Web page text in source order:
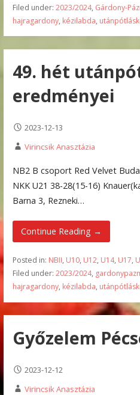
Filed under: 2023/2024, Gárdony-
hajragardony, kézilabda,
49. hét
eredményei
2023-12-13
Virincsik Anasztázia
NB2 B csoport Red Velvet
NKK U21 38-28(15-16)
Barna 3, Rezneki…
Continue Reading →
Posted in: NBII, U10, U12, U14, U17,
Filed under: 2023/2024,
hajragardony, kézilabda,
Győzelem
2023-12-12
Virincsik Anasztázia